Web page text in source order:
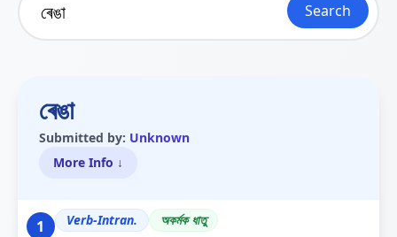
Search
ৰেঙা
Submitted by: Unknown
More Info ↓
1 Verb-Intran. অকৰ্মক ধাতু